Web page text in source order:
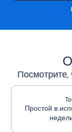
Посмотрите,
Простой в